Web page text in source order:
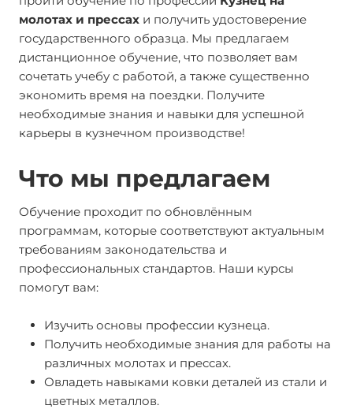
молотах и прессах и получить удостоверение
государственного образца. Мы предлагаем
дистанционное обучение, что позволяет вам
сочетать учебу с работой, а также существенно
экономить время на поездки. Получите
необходимые знания и навыки для успешной
карьеры в кузнечном производстве!
Что мы предлагаем
Обучение проходит по обновлённым
программам, которые соответствуют актуальным
требованиям законодательства и
профессиональных стандартов. Наши курсы
помогут вам:
Изучить основы профессии кузнеца.
Получить необходимые знания для работы на
различных молотах и прессах.
Овладеть навыками ковки деталей из стали и
цветных металлов.